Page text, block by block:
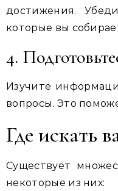
достижения.
которые вы
4.
Изучите
вопросы. Это
Где искать
Существует
некоторые из них: